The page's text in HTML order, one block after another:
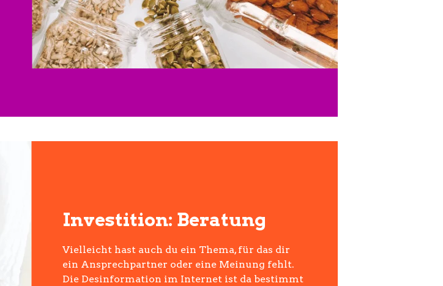
Investition: Beratung
Vielleicht hast auch du ein Thema, für das dir
ein Ansprechpartner oder eine Meinung fehlt.
Die Desinformation im Internet ist da bestimmt